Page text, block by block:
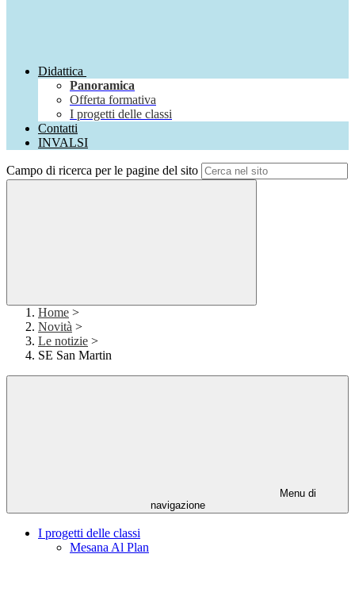
Didattica
Panoramica
Offerta formativa
I progetti delle classi
Contatti
INVALSI
Campo di ricerca per le pagine del sito
Home >
Novità >
Le notizie >
SE San Martin
Menu di
navigazione
I progetti delle classi
Mesana Al Plan